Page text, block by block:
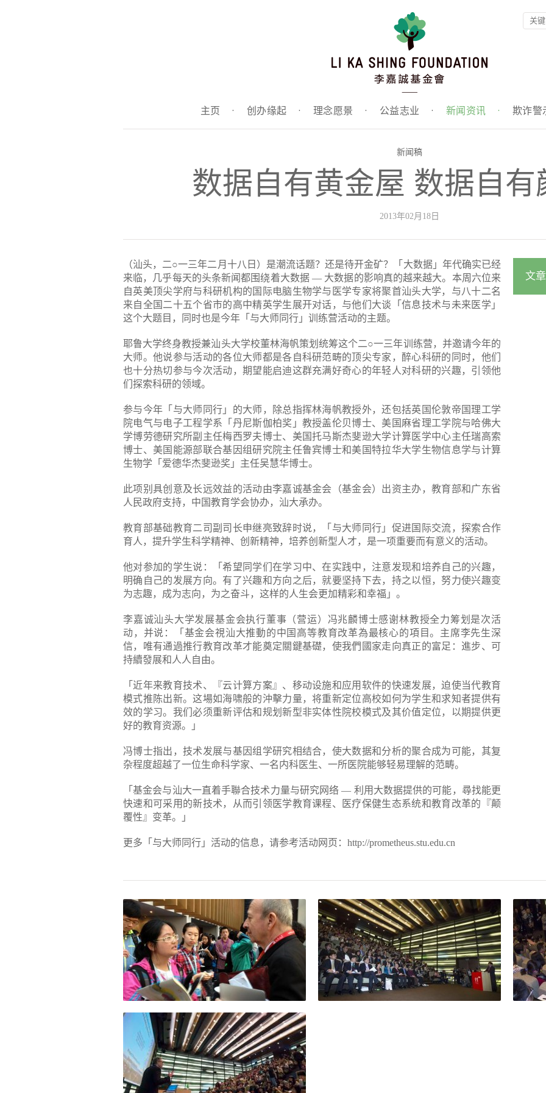
主页 · 创办缘起 · 理念愿景 · 公益志业 · 新闻资讯 · 欺诈警
新闻稿
数据自有黄金屋 数据自有
2013年02月18日
（汕头，二○一三年二月十八日）是潮流话题？还是待开金矿？「大数据」年代确实已经
来临，几乎每天的头条新闻都围绕着大数据 — 大数据的影响真的越来越大。本周六位来
自英美顶尖学府与科研机构的国际电脑生物学与医学专家将聚首汕头大学，与八十二名
来自全国二十五个省市的高中精英学生展开对话，与他们大谈「信息技术与未来医学」
这个大题目，同时也是今年「与大师同行」训练营活动的主题。
耶鲁大学终身教授兼汕头大学校董林海帆策划统筹这个二○一三年训练营，并邀请今年的
大师。他说参与活动的各位大师都是各自科研范畴的顶尖专家，醉心科研的同时，他们
也十分热切参与今次活动，期望能启迪这群充满好奇心的年轻人对科研的兴趣，引领他
们探索科研的领域。
参与今年「与大师同行」的大师，除总指挥林海帆教授外，还包括英国伦敦帝国理工学
院电气与电子工程学系「丹尼斯伽柏奖」教授盖伦贝博士、美国麻省理工学院与哈佛大
学博劳德研究所副主任梅西罗夫博士、美国托马斯杰斐逊大学计算医学中心主任瑞高索
博士、美国能源部联合基因组研究院主任鲁宾博士和美国特拉华大学生物信息学与计算
生物学「爱德华杰斐逊奖」主任吴慧华博士。
此项别具创意及长远效益的活动由李嘉诚基金会（基金会）出资主办，教育部和广东省
人民政府支持，中国教育学会协办，汕大承办。
教育部基础教育二司副司长申继亮致辞时说，「与大师同行」促进国际交流，探索合作
育人，提升学生科学精神、创新精神，培养创新型人才，是一项重要而有意义的活动。
他对参加的学生说：「希望同学们在学习中、在实践中，注意发现和培养自己的兴趣，
明确自己的发展方向。有了兴趣和方向之后，就要坚持下去，持之以恒，努力使兴趣变
为志趣，成为志向，为之奋斗，这样的人生会更加精彩和幸福」。
李嘉诚汕头大学发展基金会执行董事（营运）冯兆麟博士感谢林教授全力筹划是次活
动，并说：「基金会視汕大推動的中国高等教育改革為最核心的項目。主席李先生深
信，唯有通過推行教育改革才能奠定關鍵基礎，使我們國家走向真正的富足：進步、可
持續發展和人人自由。
「近年来教育技术、『云计算方案』、移动设施和应用软件的快速发展，迫使当代教育
模式推陈出新。这場如海啸般的沖擊力量，将重新定位高校如何为学生和求知者提供有
效的学习。我们必须重新评估和规划新型非实体性院校模式及其价值定位，以期提供更
好的教育资源。」
冯博士指出，技术发展与基因组学研究相结合，使大数据和分析的聚合成为可能，其复
杂程度超越了一位生命科学家、一名内科医生、一所医院能够轻易理解的范畴。
「基金会与汕大一直着手聯合技术力量与研究网络 — 利用大数据提供的可能，尋找能更
快速和可采用的新技术，从而引领医学教育课程、医疗保健生态系统和教育改革的『颠
覆性』变革。」
更多「与大师同行」活动的信息，请参考活动网页：http://prometheus.stu.edu.cn
文